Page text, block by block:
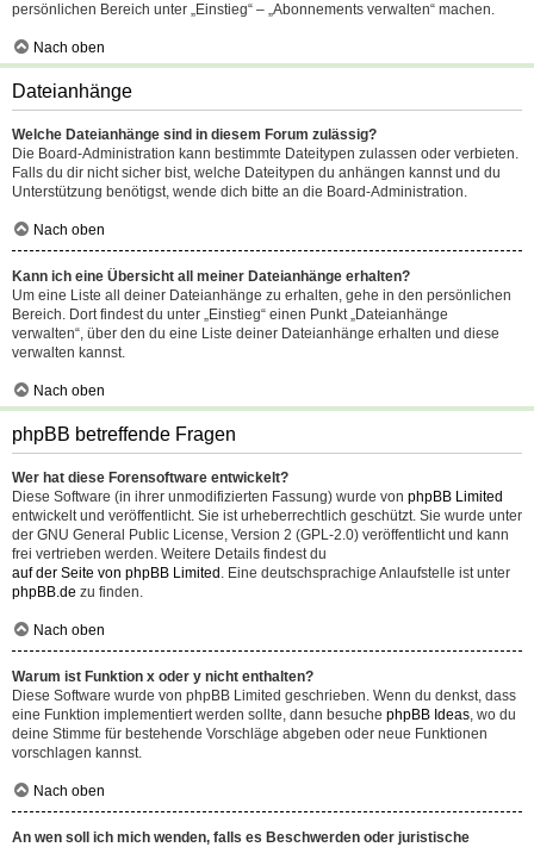
persönlichen Bereich unter „Einstieg“ – „Abonnements verwalten“ machen.
Nach oben
Dateianhänge
Welche Dateianhänge sind in diesem Forum zulässig?
Die Board-Administration kann bestimmte Dateitypen zulassen oder verbieten.
Falls du dir nicht sicher bist, welche Dateitypen du anhängen kannst und du
Unterstützung benötigst, wende dich bitte an die Board-Administration.
Nach oben
Kann ich eine Übersicht all meiner Dateianhänge erhalten?
Um eine Liste all deiner Dateianhänge zu erhalten, gehe in den persönlichen
Bereich. Dort findest du unter „Einstieg“ einen Punkt „Dateianhänge
verwalten“, über den du eine Liste deiner Dateianhänge erhalten und diese
verwalten kannst.
Nach oben
phpBB betreffende Fragen
Wer hat diese Forensoftware entwickelt?
Diese Software (in ihrer unmodifizierten Fassung) wurde von phpBB Limited
entwickelt und veröffentlicht. Sie ist urheberrechtlich geschützt. Sie wurde unter
der GNU General Public License, Version 2 (GPL-2.0) veröffentlicht und kann
frei vertrieben werden. Weitere Details findest du
auf der Seite von phpBB Limited . Eine deutschsprachige Anlaufstelle ist unter
phpBB.de zu finden.
Nach oben
Warum ist Funktion x oder y nicht enthalten?
Diese Software wurde von phpBB Limited geschrieben. Wenn du denkst, dass
eine Funktion implementiert werden sollte, dann besuche phpBB Ideas, wo du
deine Stimme für bestehende Vorschläge abgeben oder neue Funktionen
vorschlagen kannst.
Nach oben
An wen soll ich mich wenden, falls es Beschwerden oder juristische